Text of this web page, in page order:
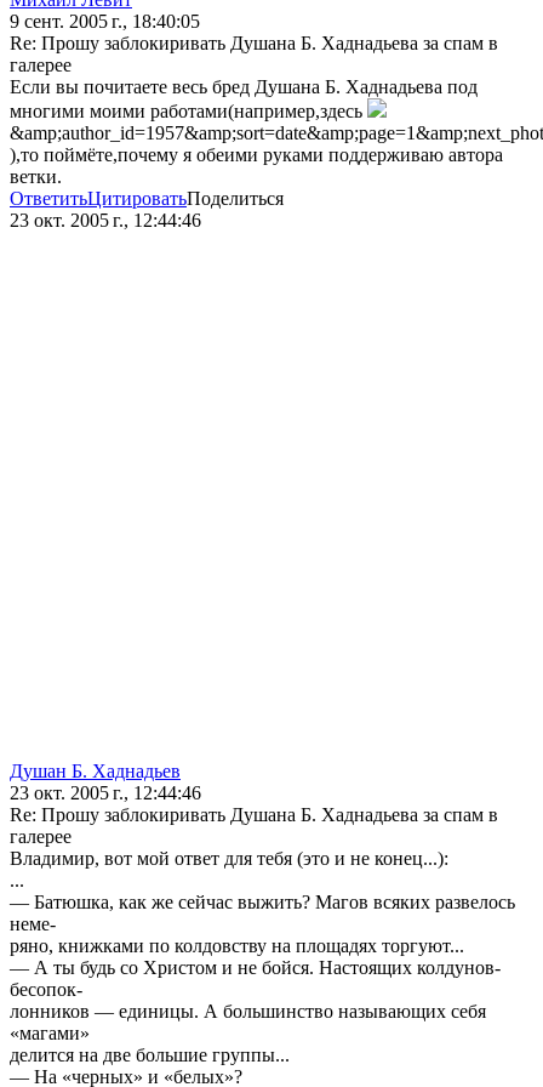
9 сент. 2005 г., 18:40:05
Re: Прошу заблокиривать Душана Б. Хаднадьева за спам в
галерее
Если вы почитаете весь бред Душана Б. Хаднадьева под
многими моими работами(например,здесь
),то поймёте,почему я обеими руками поддерживаю автора
ветки.
ОтветитьЦитироватьПоделиться
23 окт. 2005 г., 12:44:46
Душан Б. Хаднадьев
23 окт. 2005 г., 12:44:46
Re: Прошу заблокиривать Душана Б. Хаднадьева за спам в
галерее
Владимир, вот мой ответ для тебя (это и не конец...):
...
— Батюшка, как же сейчас выжить? Магов всяких развелось
неме-
ряно, книжками по колдовству на площадях торгуют...
— А ты будь со Христом и не бойся. Настоящих колдунов-
бесопок-
лонников — единицы. А большинство называющих себя
«магами»
делится на две большие группы...
— На «черных» и «белых»?